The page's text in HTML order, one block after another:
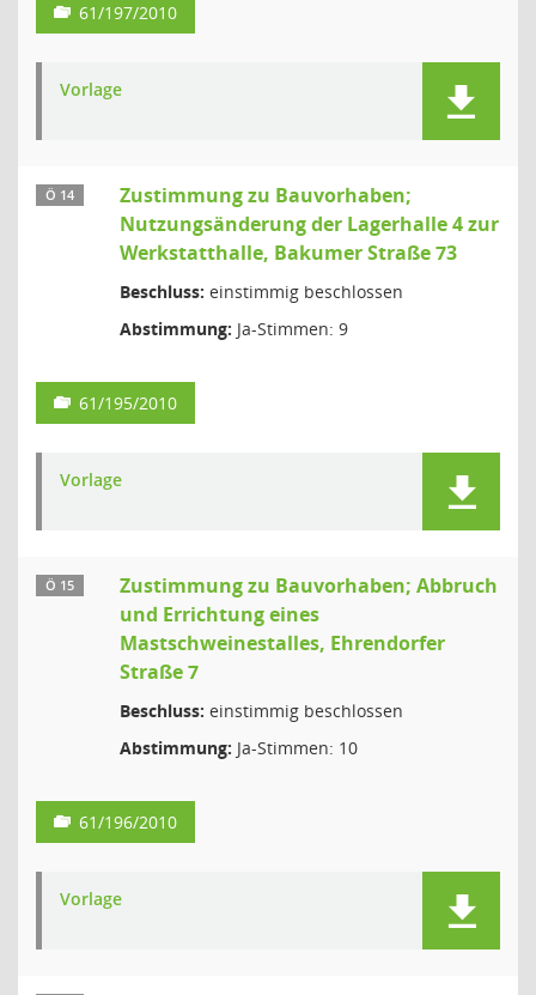
61/197/2010
Vorlage
Ö 14
Zustimmung zu Bauvorhaben;
Nutzungsänderung der Lagerhalle 4 zur
Werkstatthalle, Bakumer Straße 73
Beschluss: einstimmig beschlossen
Abstimmung: Ja-Stimmen: 9
61/195/2010
Vorlage
Ö 15
Zustimmung zu Bauvorhaben; Abbruch
und Errichtung eines
Mastschweinestalles, Ehrendorfer
Straße 7
Beschluss: einstimmig beschlossen
Abstimmung: Ja-Stimmen: 10
61/196/2010
Vorlage